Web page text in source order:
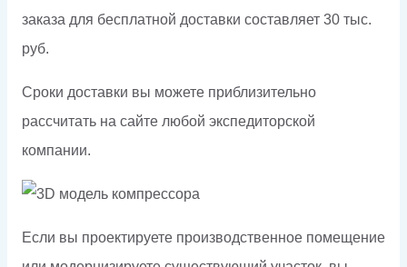
заказа для бесплатной доставки составляет 30 тыс.
руб.
Сроки доставки вы можете приблизительно
рассчитать на сайте любой экспедиторской
компании.
Если вы проектируете производственное помещение